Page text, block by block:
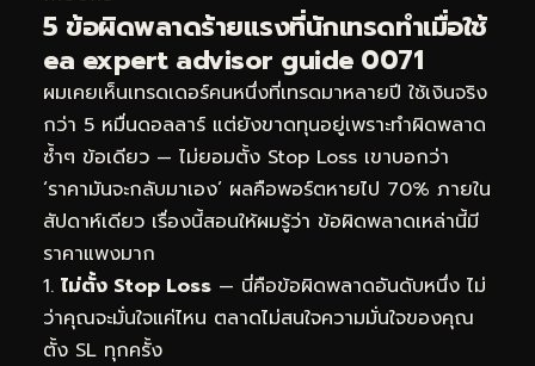
5 ข้อผิดพลาดร้ายแรงที่นักเทรดทำเมื่อใช้
ea expert advisor guide 0071
ผมเคยเห็นเทรดเดอร์คนหนึ่งที่เทรดมาหลายปี ใช้เงินจริง
กว่า 5 หมื่นดอลลาร์ แต่ยังขาดทุนอยู่เพราะทำผิดพลาด
ซ้ำๆ ข้อเดียว — ไม่ยอมตั้ง Stop Loss เขาบอกว่า
‘ราคามันจะกลับมาเอง’ ผลคือพอร์ตหายไป 70% ภายใน
สัปดาห์เดียว เรื่องนี้สอนให้ผมรู้ว่า ข้อผิดพลาดเหล่านี้มี
ราคาแพงมาก
ไม่ตั้ง Stop Loss — นี่คือข้อผิดพลาดอันดับหนึ่ง ไม่
ว่าคุณจะมั่นใจแค่ไหน ตลาดไม่สนใจความมั่นใจของคุณ
ตั้ง SL ทุกครั้ง